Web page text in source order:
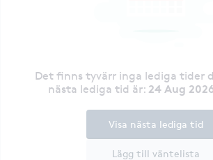
Det finns tyvärr inga lediga tider
nästa lediga tid är: 24 Aug
Lägg till väntelista
Visa nästa lediga tid